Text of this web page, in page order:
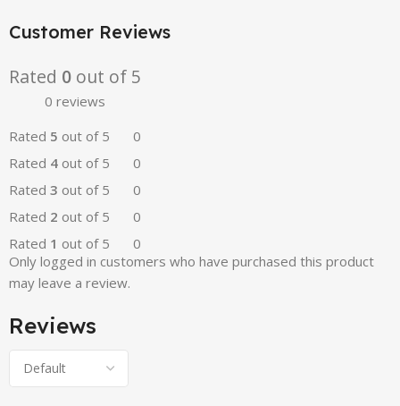
Customer Reviews
Rated 0 out of 5
0 reviews
Rated 5 out of 5
0
Rated 4 out of 5
0
Rated 3 out of 5
0
Rated 2 out of 5
0
Rated 1 out of 5 0
Reviews
Only logged in customers who have purchased this product
may leave a review.